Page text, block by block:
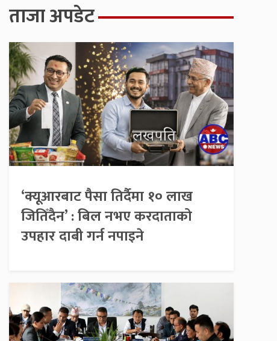
ताजा अपडेट
‘क्यूआरबाट पैसा तिर्दैमा १० लाख
जितिँदैन’ : बिल नभए करदाताको
उपहार दाबी गर्न नपाइने